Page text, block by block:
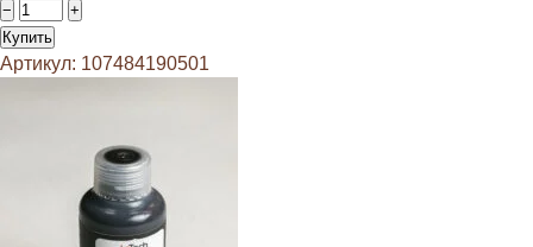
−
+
Купить
Артикул: 107484190501